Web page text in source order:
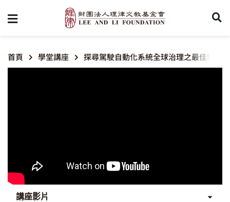
首頁 學堂講座 探尋駕駛自動化系統全球治理之最佳制度
講座影片